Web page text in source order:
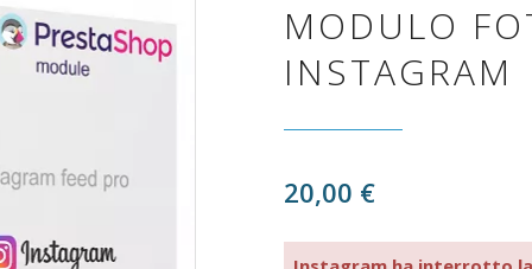
MODULO
INSTAGRAM
20,00 €